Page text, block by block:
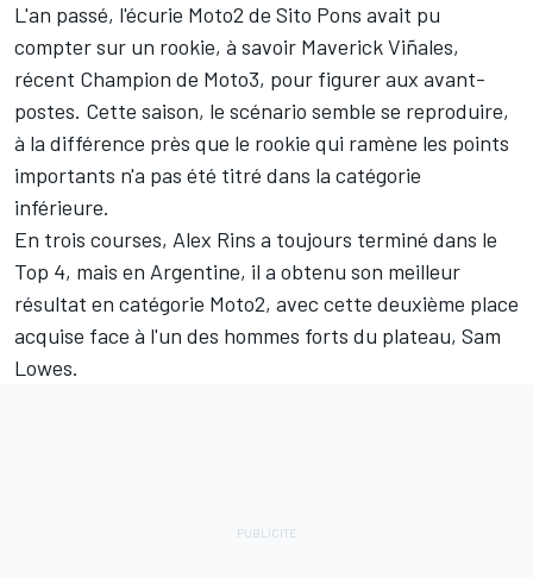
L'an passé, l'écurie Moto2 de Sito Pons avait pu
compter sur un rookie, à savoir Maverick Viñales,
récent Champion de Moto3, pour figurer aux avant-
postes. Cette saison, le scénario semble se reproduire,
à la différence près que le rookie qui ramène les points
importants n'a pas été titré dans la catégorie
inférieure.
En trois courses, Alex Rins a toujours terminé dans le
Top 4, mais en Argentine, il a obtenu son meilleur
résultat en catégorie Moto2, avec cette deuxième place
acquise face à l'un des hommes forts du plateau, Sam
Lowes.